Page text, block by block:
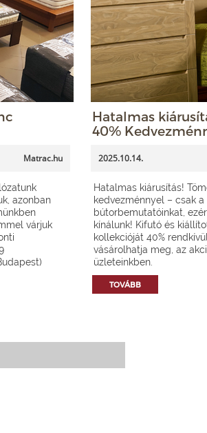
Matrac.hu
azonban
várjuk
Hatalmas
40%
2025.10.14.
Hatalmas kiárusítás!
kedvezménnyel – csak
bútorbemutatóinkat,
kínálunk! Kifutó és
kollekcióját 40%
vásárolhatja meg, az
üzleteinkben.
TOVÁBB